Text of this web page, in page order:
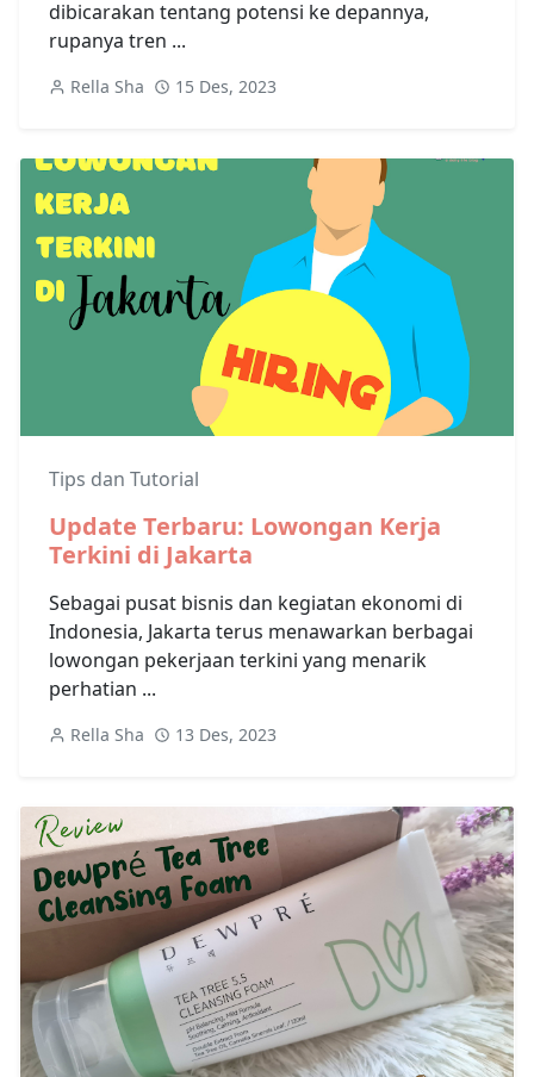
dibicarakan tentang potensi ke depannya,
rupanya tren ...
Rella Sha 15 Des, 2023
Tips dan Tutorial
Update Terbaru: Lowongan Kerja
Terkini di Jakarta
Sebagai pusat bisnis dan kegiatan ekonomi di
Indonesia, Jakarta terus menawarkan berbagai
lowongan pekerjaan terkini yang menarik
perhatian ...
Rella Sha 13 Des, 2023